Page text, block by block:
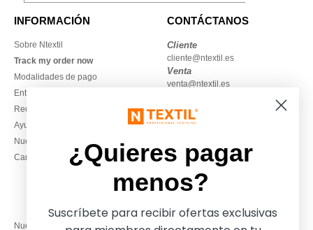
INFORMACIÓN
Sobre Ntextil
Track my order now
Modalidades de pago
Entrega
Reembolsos / devoluciones
Ayuda & FAQs
Nuestros compromisos
Camisetas locales al por mayor
CONTÁCTANOS
Cliente
cliente@ntextil.es
Venta
venta@ntextil.es
930 410 200
Viernes: 10:00–14:00
Nuestros socios financieros
¿Quieres pagar
menos?
Suscríbete para recibir ofertas exclusivas